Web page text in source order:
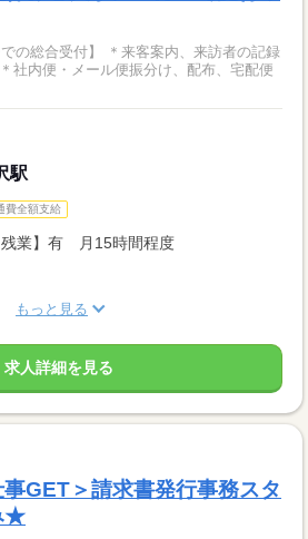
での総合受付】 ＊来客案内、来訪者の記録
社内便・メール便振分け、配布、宅配便
駅
費全額支給
業】有 月15時間程度
もっと見る
求人詳細を見る
GET＞請求書発行事務スタ
★